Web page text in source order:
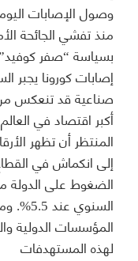
وصول الإصابات
منذ تفشي الجائحة
بسياسة “صفر كوفيد”
إصابات كورونا
صناعية قد تنعكس
أكبر اقتصاد في
إلى انكماش في
الضغوط على
المؤسسات الدولية
لهذه المستهدفات